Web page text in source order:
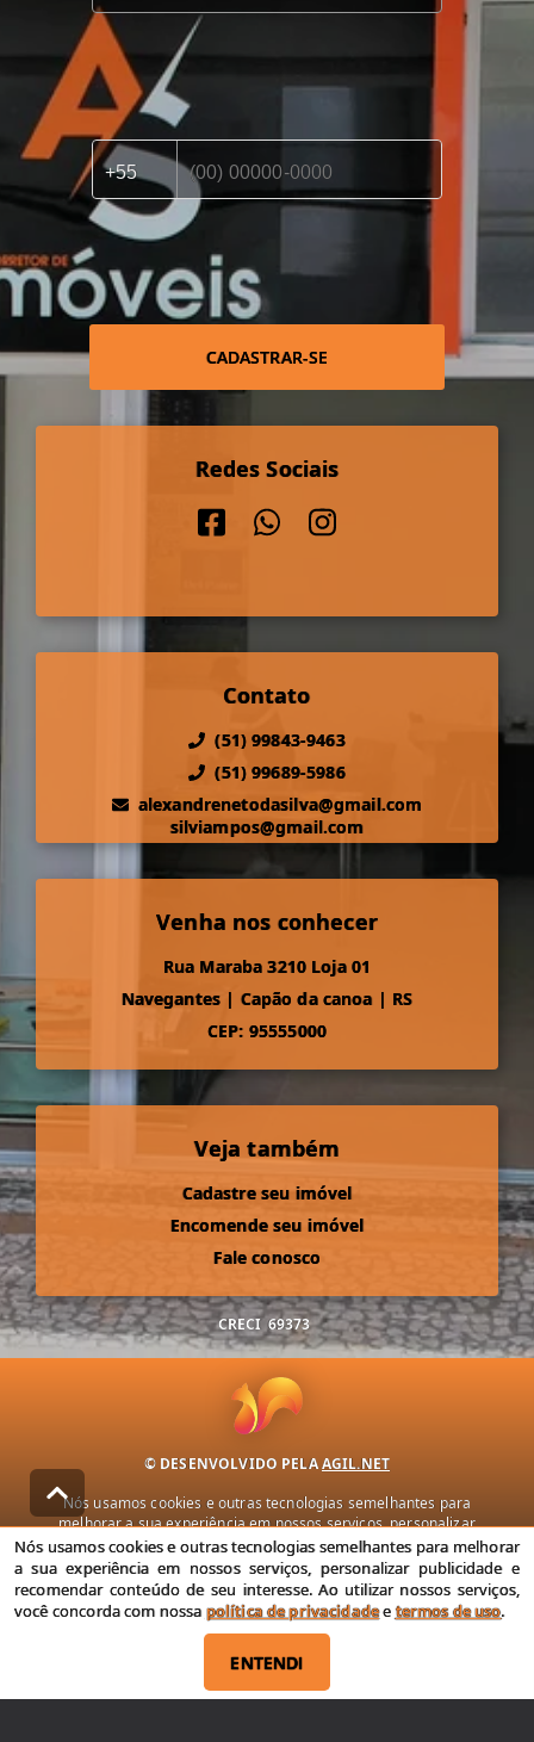
CADASTRAR-SE
Redes Sociais
Contato
(51) 99843-9463
(51) 99689-5986
alexandrenetodasilva@gmail.com
silviampos@gmail.com
Venha nos conhecer
Rua Maraba 3210 Loja 01
Navegantes | Capão da canoa | RS
CEP: 95555000
Veja também
Cadastre seu imóvel
Encomende seu imóvel
Fale conosco
CRECI 69373
© DESENVOLVIDO PELAAGIL.NET
Nós usamos cookies e outras tecnologias semelhantes para
melhorar a sua experiência em nossos serviços, personalizar
publicidade e recomendar conteúdo de seu interesse. Ao utilizar
nossos serviços, você concorda com nossa política de privacidade e
termos de uso.
Política de Privacidade Termos de uso
Nós usamos cookies e outras tecnologias semelhantes para melhorar
a sua experiência em nossos serviços, personalizar publicidade e
recomendar conteúdo de seu interesse. Ao utilizar nossos serviços,
você concorda com nossa política de privacidadeetermos de uso.
ENTENDI